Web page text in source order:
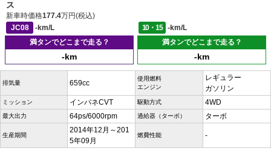
ス
新車時価格177.4万円(税込)
JC08
-km/L 10・15
-km/L
満タンでどこまで走る？
-km
満タンでどこまで走る？
-km
排気量 659cc
使用燃料
エンジン
レギュラー
ガソリン
ミッション インパネCVT 駆動方式 4WD
最大出力 64ps/6000rpm 過給器（ターボ） ターボ
生産期間
2014年12月～201
5年09月
燃費性能 -